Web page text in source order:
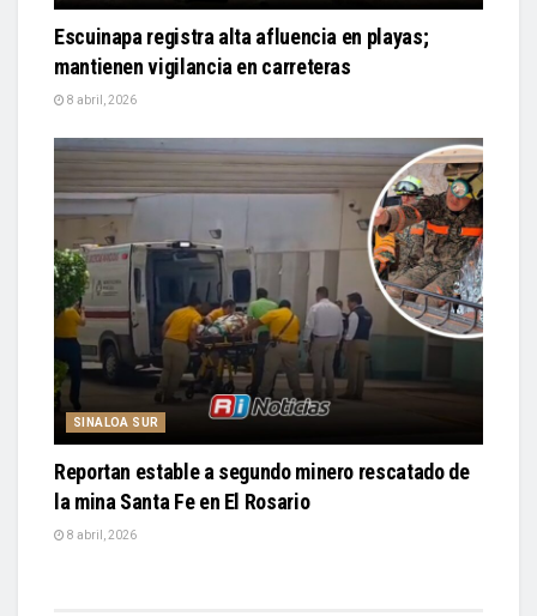
Escuinapa registra alta afluencia en playas;
mantienen vigilancia en carreteras
8 abril, 2026
SINALOA SUR
Reportan estable a segundo minero rescatado de
la mina Santa Fe en El Rosario
8 abril, 2026